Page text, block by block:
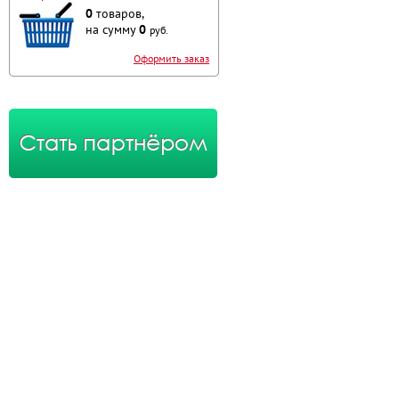
0 товаров,
на сумму0 руб.
Оформить заказ